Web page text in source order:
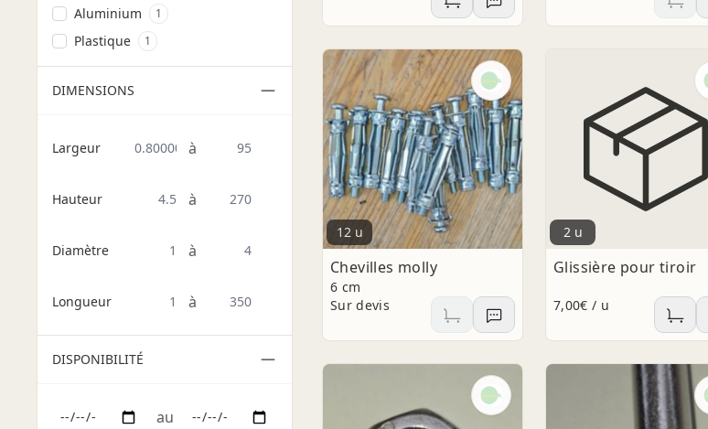
Aluminium 1
Plastique 1
DIMENSIONS
Largeur à
Hauteur à
Diamètre à
Longueur à
DISPONIBILITÉ
au
12 u
Chevilles molly
6 cm
Sur devis
2 u
Glissière pour tiroir
7,00€ / u